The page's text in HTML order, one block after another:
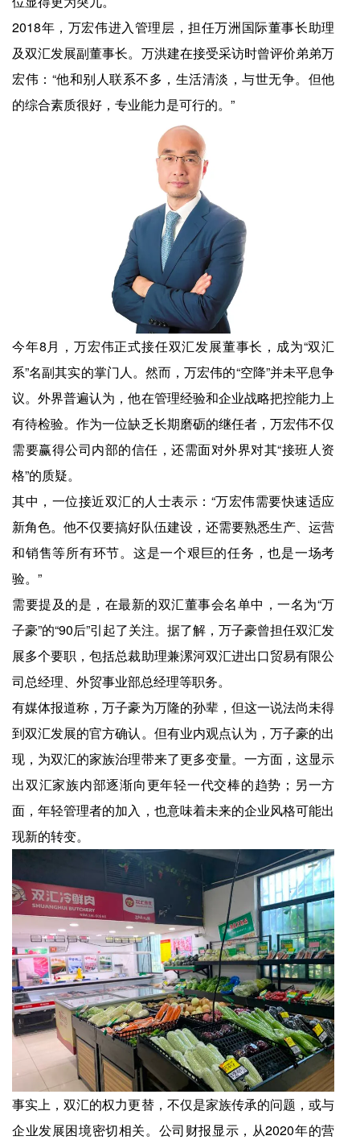
2018年，万宏伟进入管理层，担任万洲国际董事长助理
及双汇发展副董事长。万洪建在接受采访时曾评价弟弟万
宏伟：“他和别人联系不多，生活清淡，与世无争。但他
的综合素质很好，专业能力是可行的。”
今年8月，万宏伟正式接任双汇发展董事长，成为“双汇
系”名副其实的掌门人。然而，万宏伟的“空降”并未平息争
议。外界普遍认为，他在管理经验和企业战略把控能力上
有待检验。作为一位缺乏长期磨砺的继任者，万宏伟不仅
需要赢得公司内部的信任，还需面对外界对其“接班人资
格”的质疑。
其中，一位接近双汇的人士表示：“万宏伟需要快速适应
新角色。他不仅要搞好队伍建设，还需要熟悉生产、运营
和销售等所有环节。这是一个艰巨的任务，也是一场考
验。”
需要提及的是，在最新的双汇董事会名单中，一名为“万
子豪”的“90后”引起了关注。据了解，万子豪曾担任双汇发
展多个要职，包括总裁助理兼漯河双汇进出口贸易有限公
司总经理、外贸事业部总经理等职务。
有媒体报道称，万子豪为万隆的孙辈，但这一说法尚未得
到双汇发展的官方确认。但有业内观点认为，万子豪的出
现，为双汇的家族治理带来了更多变量。一方面，这显示
出双汇家族内部逐渐向更年轻一代交棒的趋势；另一方
面，年轻管理者的加入，也意味着未来的企业风格可能出
现新的转变。
事实上，双汇的权力更替，不仅是家族传承的问题，或与
企业发展困境密切相关。公司财报显示，从2020年的营